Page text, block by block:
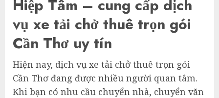
Hiệp Tâm – cung cấp dịch
vụ xe tải chở thuê trọn gói
Cần Thơ uy tín
Hiện nay, dịch vụ xe tải chở thuê trọn gói
Cần Thơ đang được nhiều người quan tâm.
Khi bạn có nhu cầu chuyển nhà, chuyển văn